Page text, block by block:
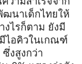
นาเด็กไทยให้
ไรก็ตาม ยังมี
ไอคิวในเกณฑ์
งสูงกว่า